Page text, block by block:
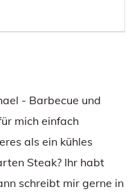
- Barbecue und
mich einfach
als ein kühles
Steak? Ihr habt
schreibt mir gerne in